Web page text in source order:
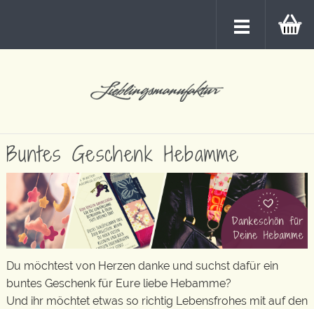
Buntes Geschenk Hebamme
Du möchtest von Herzen danke und suchst dafür ein
buntes Geschenk für Eure liebe Hebamme?
Und ihr möchtet etwas so richtig Lebensfrohes mit auf den